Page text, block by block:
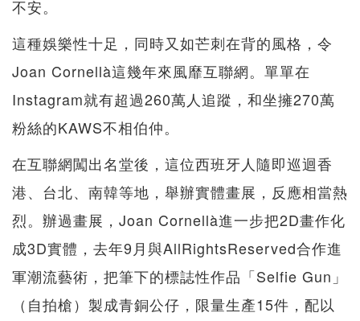
不安。
這種娛樂性十足，同時又如芒刺在背的風格，令
Joan Cornellà這幾年來風靡互聯網。單單在
Instagram就有超過260萬人追蹤，和坐擁270萬
粉絲的KAWS不相伯仲。
在互聯網闖出名堂後，這位西班牙人隨即巡迴香
港、台北、南韓等地，舉辦實體畫展，反應相當熱
烈。辦過畫展，Joan Cornellà進一步把2D畫作化
成3D實體，去年9月與AllRightsReserved合作進
軍潮流藝術，把筆下的標誌性作品「Selfie Gun」
（自拍槍）製成青銅公仔，限量生產15件，配以